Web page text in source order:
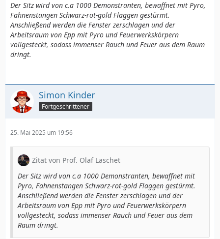
Der Sitz wird von c.a 1000 Demonstranten, bewaffnet mit Pyro,
Fahnenstangen Schwarz-rot-gold Flaggen gestürmt.
Anschließend werden die Fenster zerschlagen und der
Arbeitsraum von Epp mit Pyro und Feuerwerkskörpern
vollgesteckt, sodass immenser Rauch und Feuer aus dem Raum
dringt.
Simon Kinder
Fortgeschrittener
25. Mai 2025 um 19:56
Zitat von Prof. Olaf Laschet
Der Sitz wird von c.a 1000 Demonstranten, bewaffnet mit
Pyro, Fahnenstangen Schwarz-rot-gold Flaggen gestürmt.
Anschließend werden die Fenster zerschlagen und der
Arbeitsraum von Epp mit Pyro und Feuerwerkskörpern
vollgesteckt, sodass immenser Rauch und Feuer aus dem
Raum dringt.